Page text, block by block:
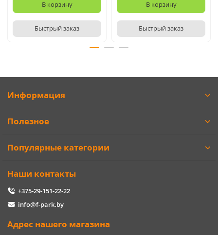
В корзину
Быстрый заказ
В корзину
Быстрый заказ
Информация
Полезное
Популярные категории
Наши контакты
+375-29-151-22-22
info@f-park.by
Адрес нашего магазина